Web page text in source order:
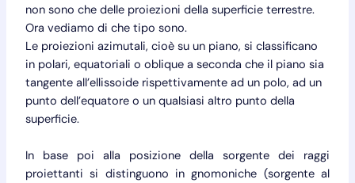
non sono che delle proiezioni della superficie terrestre.
Ora vediamo di che tipo sono.
Le proiezioni azimutali, cioè su un piano, si classificano
in polari, equatoriali o oblique a seconda che il piano sia
tangente all’ellissoide rispettivamente ad un polo, ad un
punto dell’equatore o un qualsiasi altro punto della
superficie.
In base poi alla posizione della sorgente dei raggi
proiettanti si distinguono in gnomoniche (sorgente al